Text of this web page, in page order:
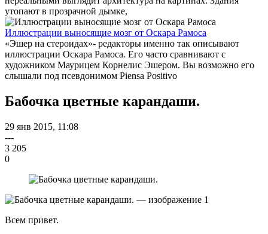
утопают в прозрачной дымке,
Иллюстрации выносящие мозг от Оскара Рамоса
«Эшер на стероидах»- редакторы именно так описывают
иллюстрации Оскара Рамоса. Его часто сравнивают с
художником Маурицем Корнелис Эшером. Вы возможно его
слышали под псевдонимом Piensa Positivo
Бабочка цветные карандаши.
29 янв 2015, 11:08
---
3 205
0
Всем привет.